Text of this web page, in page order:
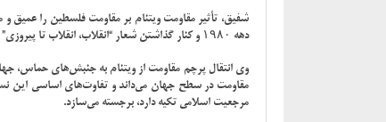
شفیق، تأثیر مقاومت ویتنام بر مقاومت فلسطین را
دهه ۱۹۸۰ و کنار گذاشتن شعار “انقلاب، انقلاب تا پیروزی” ابراز تأسف می‌کند
وی انتقال پرچم مقاومت از ویتنام به جنبش‌های حماس،
مقاومت در سطح جهان می‌داند و تفاوت‌های اساسی این
مرجعیت اسلامی تکیه دارد، برجسته می‌سازد.